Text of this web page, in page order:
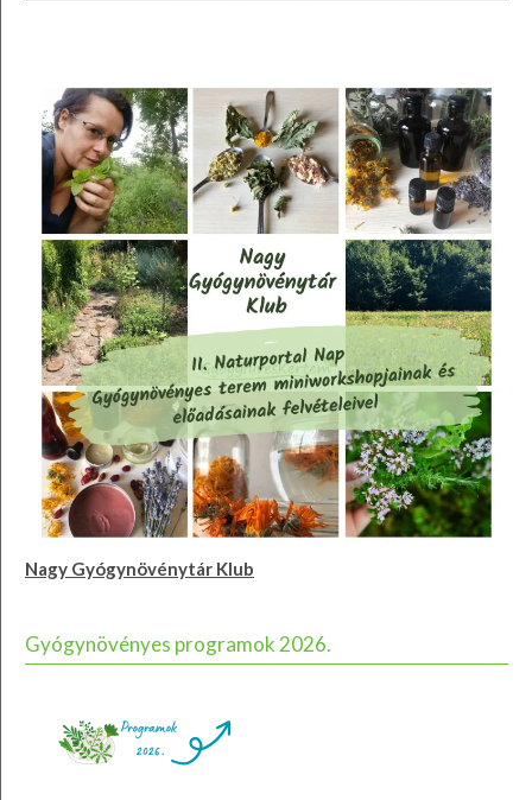
Nagy Gyógynövénytár Klub
Gyógynövényes programok 2026.